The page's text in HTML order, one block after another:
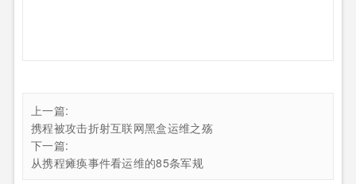
上一篇:
携程被攻击折射互联网黑盒运维之殇
下一篇:
从携程瘫痪事件看运维的85条军规